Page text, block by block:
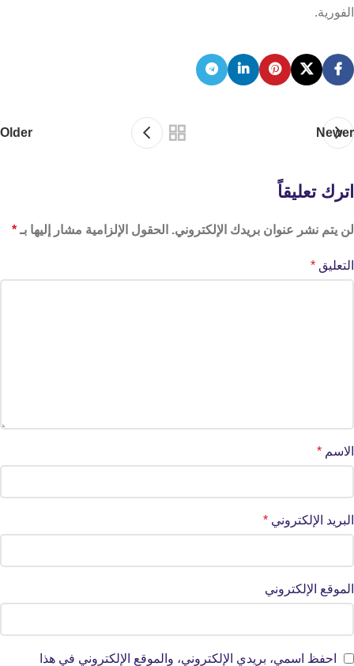
الفورية.
Newer
Older
اترك تعليقاً
لن يتم نشر عنوان بريدك الإلكتروني. الحقول الإلزامية مشار إليها بـ *
التعليق *
الاسم *
البريد الإلكتروني *
الموقع الإلكتروني
احفظ اسمي، بريدي الإلكتروني، والموقع الإلكتروني في هذا